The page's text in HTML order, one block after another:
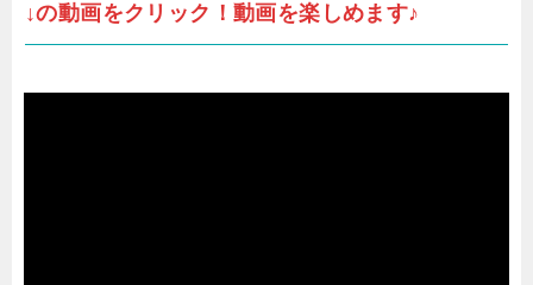
↓の動画をクリック！動画を楽しめます♪